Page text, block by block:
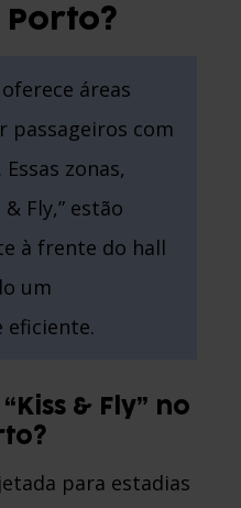
áreas
passageiros com
zonas,
Fly,” estão
à frente do hall
um
eficiente.
& Fly” no
para estadias